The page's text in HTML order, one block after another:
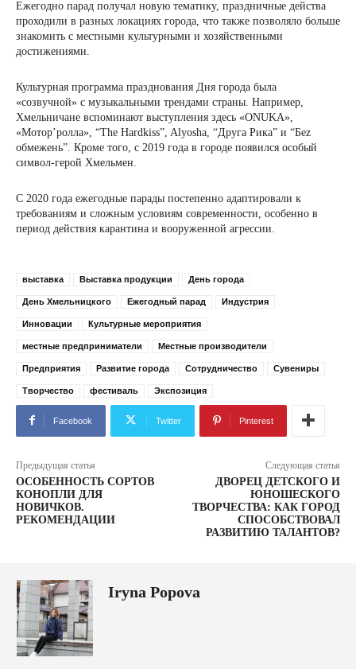
Ежегодно парад получал новую тематику, праздничные действа
проходили в разных локациях города, что также позволяло больше
знакомить с местными культурными и хозяйственными
достижениями.
Культурная программа празднования Дня города была
«созвучной» с музыкальными трендами страны. Например,
Хмельничане вспоминают выступления здесь «ONUKA»,
«Мотор’ролла», “The Hardkiss”, Alyosha, “Друга Рика” и “Беz
обмежень”. Кроме того, с 2019 года в городе появился особый
символ-герой Хмельмен.
С 2020 года ежегодные парады постепенно адаптировали к
требованиям и сложным условиям современности, особенно в
период действия карантина и вооруженной агрессии.
выставка Выставка продукции День города
День Хмельницкого Ежегодный парад Индустрия
Инновации Культурные мероприятия
местные предприниматели Местные производители
Предприятия Развитие города Сотрудничество Сувениры
Творчество фестиваль Экспозиция
Facebook Twitter Pinterest
Предыдущая статья
ОСОБЕННОСТЬ СОРТОВ
КОНОПЛИ ДЛЯ
НОВИЧКОВ.
РЕКОМЕНДАЦИИ
Следующая статья
ДВОРЕЦ ДЕТСКОГО И
ЮНОШЕСКОГО
ТВОРЧЕСТВА: КАК ГОРОД
СПОСОБСТВОВАЛ
РАЗВИТИЮ ТАЛАНТОВ?
Iryna Popova